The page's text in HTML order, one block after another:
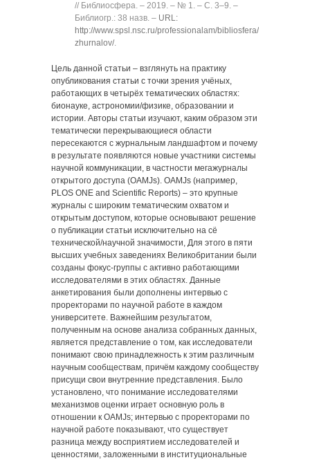
// Библиосфера. ‒ 2019. ‒ № 1. ‒ C. 3‒9. ‒
Библиогр.: 38 назв. ‒ URL:
http://www.spsl.nsc.ru/professionalam/bibliosfera/soderzhanie-
zhurnalov/.
Цель данной статьи ‒ взглянуть на практику
опубликования статьи с точки зрения учёных,
работающих в четырёх тематических областях:
бионауке, астрономии/физике, образовании и
истории. Авторы статьи изучают, каким образом эти
тематически перекрывающиеся области
пересекаются с журнальным ландшафтом и почему
в результате появляются новые участники системы
научной коммуникации, в частности мегажурналы
открытого доступа (OAMJs). OAMJs (например,
PLOS ONE and Scientific Reports) ‒ это крупные
журналы с широким тематическим охватом и
открытым доступом, которые основывают решение
о публикации статьи исключительно на сё
технической/научной значимости, Для этого в пяти
высших учебных заведениях Великобритании были
созданы фокус-группы с активно работающими
исследователями в этих областях. Данные
анкетирования были дополнены интервью с
проректорами по научной работе в каждом
университете. Важнейшим результатом,
полученным на основе анализа собранных данных,
является представление о том, как исследователи
понимают свою принадлежность к этим различным
научным сообществам, причём каждому сообществу
присущи свои внутренние представления. Было
установлено, что понимание исследователями
механизмов оценки играет основную роль в
отношении к OAMJs; интервью с проректорами по
научной работе показывают, что существует
разница между восприятием исследователей и
ценностями, заложенными в институциональные